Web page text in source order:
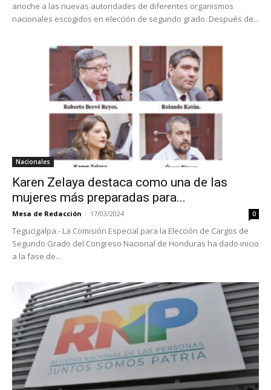
anoche a las nuevas autoridades de diferentes organismos
nacionales escogidos en elección de segundo grado. Después de...
Nacionales
Karen Zelaya destaca como una de las
mujeres más preparadas para...
Mesa de Redacción - 17/03/2024 0
Tegucigalpa.- La Comisión Especial para la Elección de Cargos de
Segundo Grado del Congreso Nacional de Honduras ha dado inicio
a la fase de...